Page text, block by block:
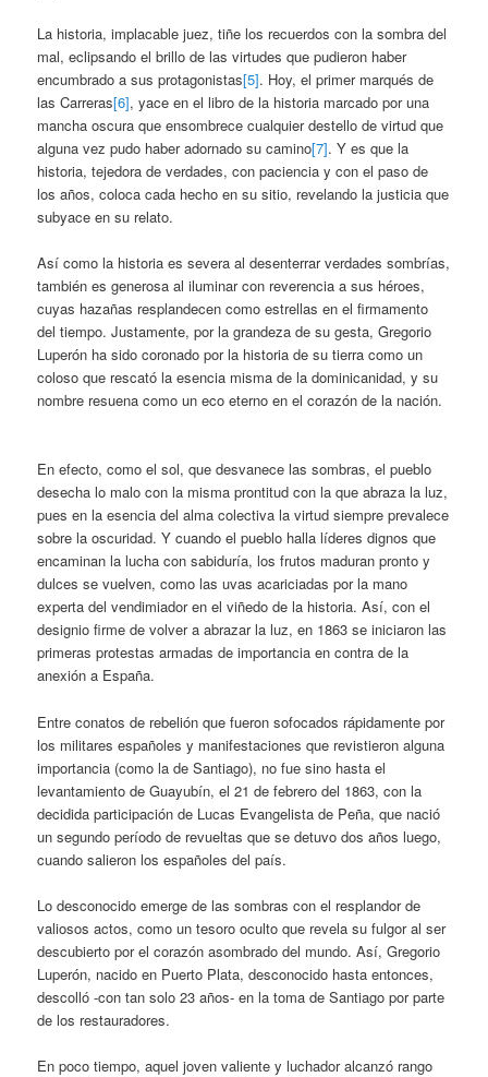
La historia, implacable juez, tiñe los recuerdos con la sombra del
mal, eclipsando el brillo de las virtudes que pudieron haber
encumbrado a sus protagonistas[5]. Hoy, el primer marqués de
las Carreras[6], yace en el libro de la historia marcado por una
mancha oscura que ensombrece cualquier destello de virtud que
alguna vez pudo haber adornado su camino[7]. Y es que la
historia, tejedora de verdades, con paciencia y con el paso de
los años, coloca cada hecho en su sitio, revelando la justicia que
subyace en su relato.
Así como la historia es severa al desenterrar verdades sombrías,
también es generosa al iluminar con reverencia a sus héroes,
cuyas hazañas resplandecen como estrellas en el firmamento
del tiempo. Justamente, por la grandeza de su gesta, Gregorio
Luperón ha sido coronado por la historia de su tierra como un
coloso que rescató la esencia misma de la dominicanidad, y su
nombre resuena como un eco eterno en el corazón de la nación.
En efecto, como el sol, que desvanece las sombras, el pueblo
desecha lo malo con la misma prontitud con la que abraza la luz,
pues en la esencia del alma colectiva la virtud siempre prevalece
sobre la oscuridad. Y cuando el pueblo halla líderes dignos que
encaminan la lucha con sabiduría, los frutos maduran pronto y
dulces se vuelven, como las uvas acariciadas por la mano
experta del vendimiador en el viñedo de la historia. Así, con el
designio firme de volver a abrazar la luz, en 1863 se iniciaron las
primeras protestas armadas de importancia en contra de la
anexión a España.
Entre conatos de rebelión que fueron sofocados rápidamente por
los militares españoles y manifestaciones que revistieron alguna
importancia (como la de Santiago), no fue sino hasta el
levantamiento de Guayubín, el 21 de febrero del 1863, con la
decidida participación de Lucas Evangelista de Peña, que nació
un segundo período de revueltas que se detuvo dos años luego,
cuando salieron los españoles del país.
Lo desconocido emerge de las sombras con el resplandor de
valiosos actos, como un tesoro oculto que revela su fulgor al ser
descubierto por el corazón asombrado del mundo. Así, Gregorio
Luperón, nacido en Puerto Plata, desconocido hasta entonces,
descolló -con tan solo 23 años- en la toma de Santiago por parte
de los restauradores.
En poco tiempo, aquel joven valiente y luchador alcanzó rango